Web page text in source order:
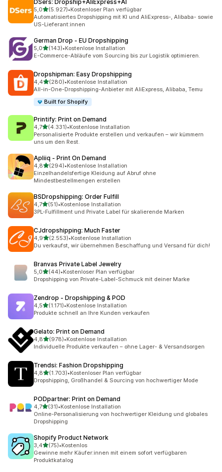
DSers: Dropship+AliExpress+AI
5,0von 5 Sternen
(5.927)
5927 Rezensionen insgesamt
•Kostenloser Plan verfügbar
Automatisiertes Dropshipping mit KI und AliExpress-, Alibaba- sowie
US-Lieferant:innen
German Drop ‑ EU Dropshipping
5,0von 5 Sternen
(143)
143 Rezensionen insgesamt
•Kostenlose Installation
E-Commerce-Abläufe vom Sourcing bis zur Logistik optimieren.
Dropshipman: Easy Dropshipping
4,4von 5 Sternen
(280)
280 Rezensionen insgesamt
•Kostenlose Installation
All-in-One-Dropshipping-Anbieter mit AliExpress, Alibaba, Temu
Built for Shopify
Printify: Print on Demand
4,7von 5 Sternen
(4.331)
4331 Rezensionen insgesamt
•Kostenlose Installation
Personalisierte Produkte erstellen und verkaufen – wir kümmern
uns um den Rest.
Apliiq ‑ Print On Demand
4,8von 5 Sternen
(294)
294 Rezensionen insgesamt
•Kostenlose Installation
Einzelhandelsfertige Kleidung auf Abruf ohne
Mindestbestellmengen erstellen
BSDropshipping: Order Fulfill
4,7von 5 Sternen
(51)
51 Rezensionen insgesamt
•Kostenlose Installation
3PL-Fulfillment und Private Label für skalierende Marken
CJdropshipping: Much Faster
4,9von 5 Sternen
(2.553)
2553 Rezensionen insgesamt
•Kostenlose Installation
Du verkaufst, wir übernehmen Beschaffung und Versand für dich!
Branvas Private Label Jewelry
5,0von 5 Sternen
(44)
44 Rezensionen insgesamt
•Kostenloser Plan verfügbar
Dropshipping von Private-Label-Schmuck mit deiner Marke
Zendrop ‑ Dropshipping & POD
4,5von 5 Sternen
(1.171)
1171 Rezensionen insgesamt
•Kostenlose Installation
Produkte schnell an Ihre Kunden verkaufen
Gelato: Print on Demand
4,8von 5 Sternen
(978)
978 Rezensionen insgesamt
•Kostenlose Installation
Individuelle Produkte verkaufen – ohne Lager- & Versandsorgen
Trendsi: Fashion Dropshipping
4,8von 5 Sternen
(1.703)
1703 Rezensionen insgesamt
•Kostenloser Plan verfügbar
Dropshipping, Großhandel & Sourcing von hochwertiger Mode
PODpartner: Print on Demand
4,7von 5 Sternen
(31)
31 Rezensionen insgesamt
•Kostenlose Installation
Online-Personalisierung von hochwertiger Kleidung und globales
Dropshipping
Shopify Product Network
3,4von 5 Sternen
(75)
75 Rezensionen insgesamt
•Kostenlos
Gewinne mehr Käufer:innen mit einem sofort verfügbaren
Produktkatalog